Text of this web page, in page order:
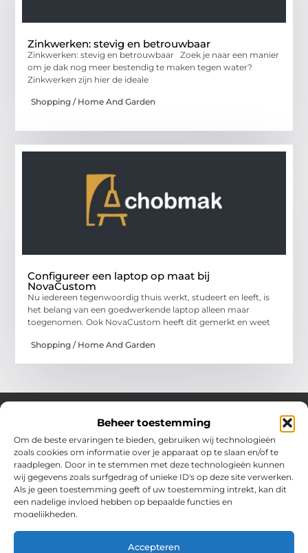
Beheer toestemming
Om de beste ervaringen te bieden, gebruiken wij technologieën
zoals cookies om informatie over je apparaat op te slaan en/of te
raadplegen. Door in te stemmen met deze technologieën kunnen
wij gegevens zoals surfgedrag of unieke ID's op deze site verwerken.
Als je geen toestemming geeft of uw toestemming intrekt, kan dit
een nadelige invloed hebben op bepaalde functies en
mogelijkheden.
Accepteren
Zinkwerken: stevig en betrouwbaar
Zinkwerken: stevig en betrouwbaar Zoek je naar een manier
om je dak nog meer bestendig te maken tegen water?
Zinkwerken zijn hier de ideale
Shopping / Home And Garden
Configureer een laptop op maat bij
NovaCustom
Nu iedereen tegenwoordig thuis werkt, studeert en leeft, is
het belang van een goedwerkende laptop alleen maar
toegenomen. Ook NovaCustom heeft dit gemerkt en weet
Shopping / Home And Garden
Over Chobmak
Jouw gids voor inspiratie en tips uit het dagelijks leven.
Ontdek een brede verzameling blogs en artikelen die je helpen
om het meeste uit elke dag te halen, met praktische adviezen
en verrassende inzichten.
Bericht categorie